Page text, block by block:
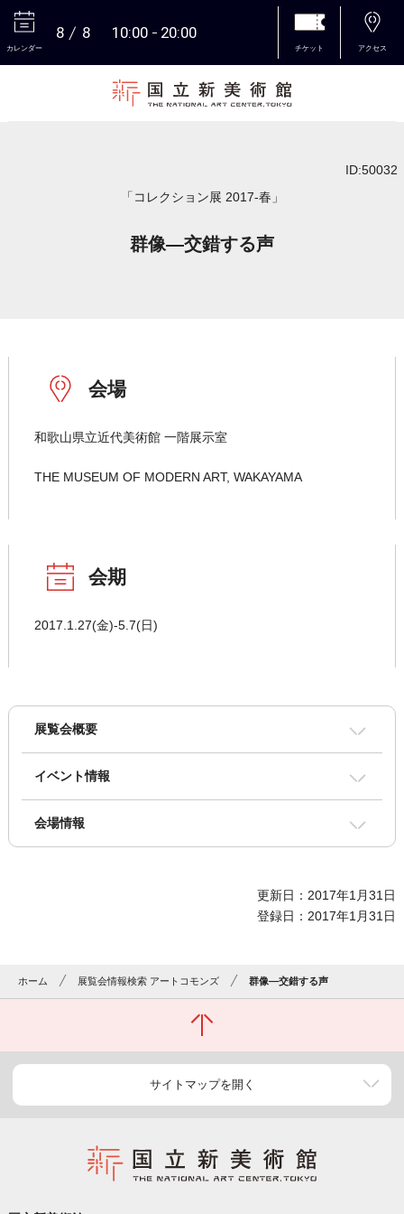
カレンダー
8 8 10:00 20:00
チケット アクセス
ID:50032
「コレクション展 2017-春」
群像―交錯する声
会場
和歌山県立近代美術館 一階展示室
THE MUSEUM OF MODERN ART, WAKAYAMA
会期
2017.1.27(金)-5.7(日)
展覧会概要
イベント情報
会場情報
更新日：2017年1月31日
登録日：2017年1月31日
ホーム 展覧会情報検索 アートコモンズ 群像―交錯する声
サイトマップを開く